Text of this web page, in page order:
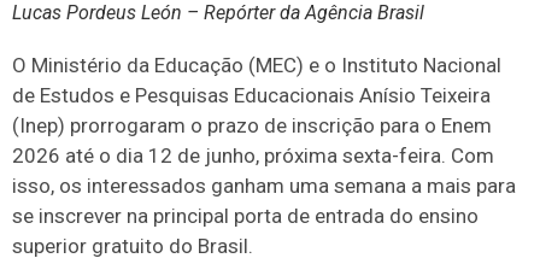
Lucas Pordeus León – Repórter da Agência Brasil
O Ministério da Educação (MEC) e o Instituto Nacional
de Estudos e Pesquisas Educacionais Anísio Teixeira
(Inep) prorrogaram o prazo de inscrição para o Enem
2026 até o dia 12 de junho, próxima sexta-feira. Com
isso, os interessados ganham uma semana a mais para
se inscrever na principal porta de entrada do ensino
superior gratuito do Brasil.